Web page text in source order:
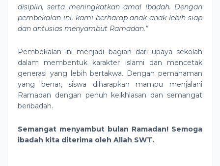
disiplin, serta meningkatkan amal ibadah. Dengan
pembekalan ini, kami berharap anak-anak lebih siap
dan antusias menyambut Ramadan.”
Pembekalan ini menjadi bagian dari upaya sekolah
dalam membentuk karakter islami dan mencetak
generasi yang lebih bertakwa. Dengan pemahaman
yang benar, siswa diharapkan mampu menjalani
Ramadan dengan penuh keikhlasan dan semangat
beribadah.
Semangat menyambut bulan Ramadan! Semoga
ibadah kita diterima oleh Allah SWT.